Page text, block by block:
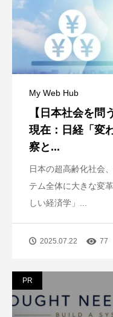
My Web Hub
【日本社会を問
現在：日経「変
察と...
日本の超高齢化社会
テム全体に大きな変
しい経済学」...
2025.07.22 77
PR